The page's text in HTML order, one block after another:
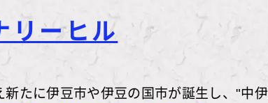
リーヒル
たに伊豆市や伊豆の国市が誕生し、"中